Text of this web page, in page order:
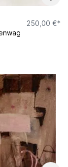
250,00 €*